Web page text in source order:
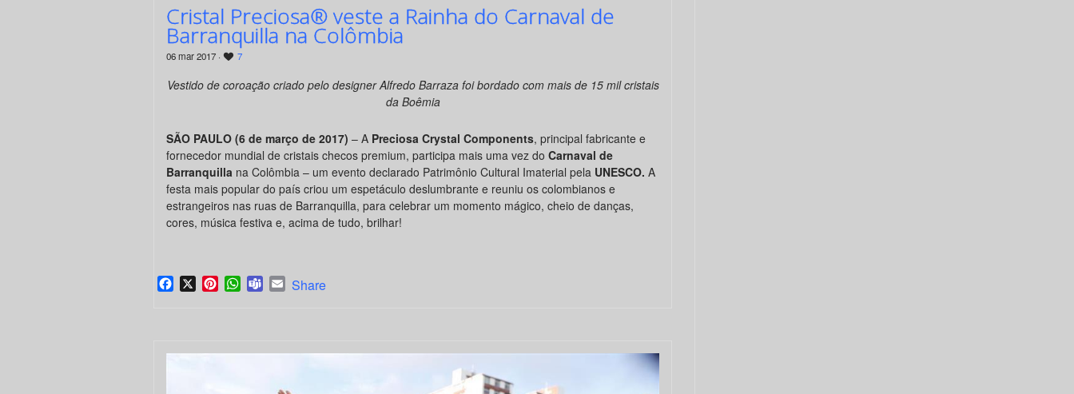
Cristal Preciosa® veste a Rainha do Carnaval de
Barranquilla na Colômbia
06 mar 2017 · 7
Vestido de coroação criado pelo designer Alfredo Barraza foi bordado com mais de 15 mil cristais
da Boêmia
SÃO PAULO (6 de março de 2017) – A Preciosa Crystal Components, principal fabricante e
fornecedor mundial de cristais checos premium, participa mais uma vez do Carnaval de
Barranquilla na Colômbia – um evento declarado Patrimônio Cultural Imaterial pela UNESCO. A
festa mais popular do país criou um espetáculo deslumbrante e reuniu os colombianos e
estrangeiros nas ruas de Barranquilla, para celebrar um momento mágico, cheio de danças,
cores, música festiva e, acima de tudo, brilhar!
Facebook
X PinterestWhatsApp
TeamsEmail
Share